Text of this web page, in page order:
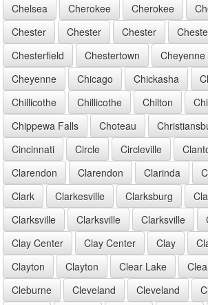
Chelsea
Cherokee Cherokee
Chester
Chester Chester
Chesterfield
Chestertown Cheyenne
Cheyenne
Chicago Chickasha
Chillicothe
Chillicothe Chilton
Chippewa Falls
Choteau
Cincinnati
Circle Circleville
Clarendon
Clarendon Clarinda
Clark
Clarkesville Clarksburg
Clarksville
Clarksville Clarksville
Clay Center
Clay Center Clay
Clayton
Clayton Clear Lake
Cleburne
Cleveland Cleveland